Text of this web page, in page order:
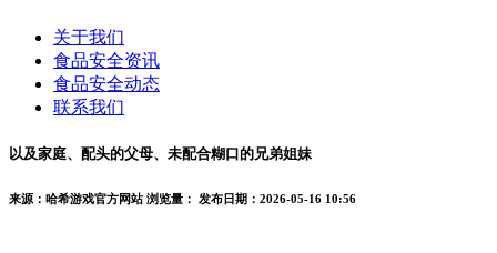
关于我们
食品安全资讯
食品安全动态
联系我们
以及家庭、配头的父母、未配合糊口的兄弟姐妹
来源：哈希游戏官方网站 浏览量： 发布日期：2026-05-16 10:56